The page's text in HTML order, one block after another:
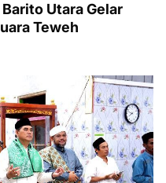
Utara Gelar
Teweh